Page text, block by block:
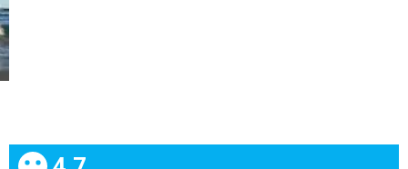
Celkem: